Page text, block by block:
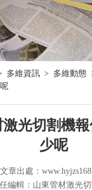
多維資訊 > 多維動態
激光切割機
少呢
文章出處：
編輯：山東管材激光